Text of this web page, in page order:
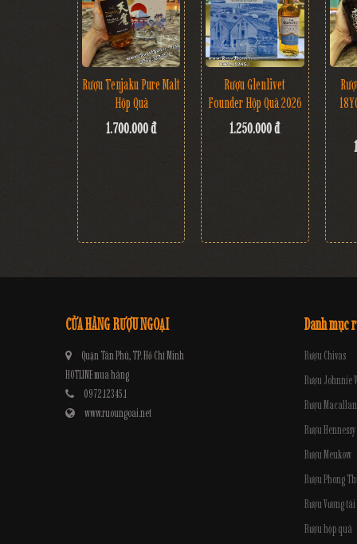
Rượu Tenjaku Pure Malt
Hộp Quà
1.700.000 đ
Rượu Glenlivet
Founder Hộp Quà 2026
1.250.000 đ
CỬA HÀNG RƯỢU NGOẠI
Quận Tân Phú, TP. Hồ Chí Minh
HOTLINE mua hàng
0972.12345.1
www.ruoungoai.net
Danh mục
Rượu Chivas
Rượu Johnnie
Rượu Macallan
Rượu Hennessy
Rượu Meukow
Rượu Phong
Rượu Vương
Rượu hộp quà